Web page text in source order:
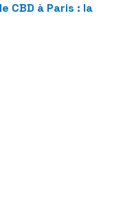
CBD à Paris : la